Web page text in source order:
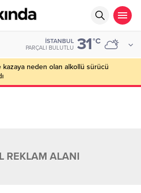
İSTANBUL
PARÇALI BULUTLU 31°C
kazaya neden olan alkollü sürücü
REKLAM ALANI